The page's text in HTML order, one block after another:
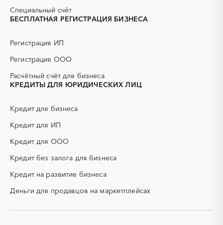
Специальный счёт
БЕСПЛАТНАЯ РЕГИСТРАЦИЯ БИЗНЕСА
Регистрация ИП
Регистрация ООО
Расчётный счёт для бизнеса
КРЕДИТЫ ДЛЯ ЮРИДИЧЕСКИХ ЛИЦ
Кредит для бизнеса
Кредит для ИП
Кредит для ООО
Кредит без залога для бизнеса
Кредит на развитие бизнеса
Деньги для продавцов на маркетплейсах